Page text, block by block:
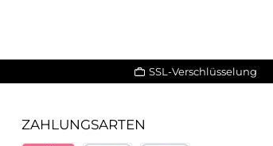
SSL-Verschlüsselung
ZAHLUNGSARTEN